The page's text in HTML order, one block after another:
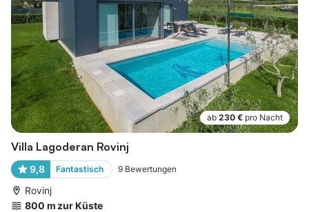
ab 230 € pro Nacht
Villa Lagoderan Rovinj
9,8 Fantastisch 9 Bewertungen
Rovinj
800 m zur Küste